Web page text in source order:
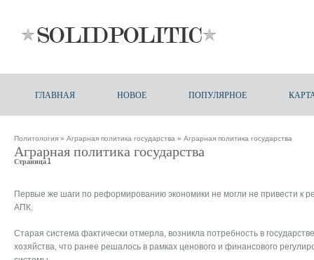
ГЛАВНАЯ НОВОЕ ПОПУЛЯРНОЕ
Политология » Аграрная политика государства » Аграрная политика государства
Аграрная политика государства
Страница 1
Первые же шаги по реформированию экономики не могли не привести к
АПК.
Старая система фактически отмерла, возникла потребность в
хозяйства, что ранее решалось в рамках ценового и финансового